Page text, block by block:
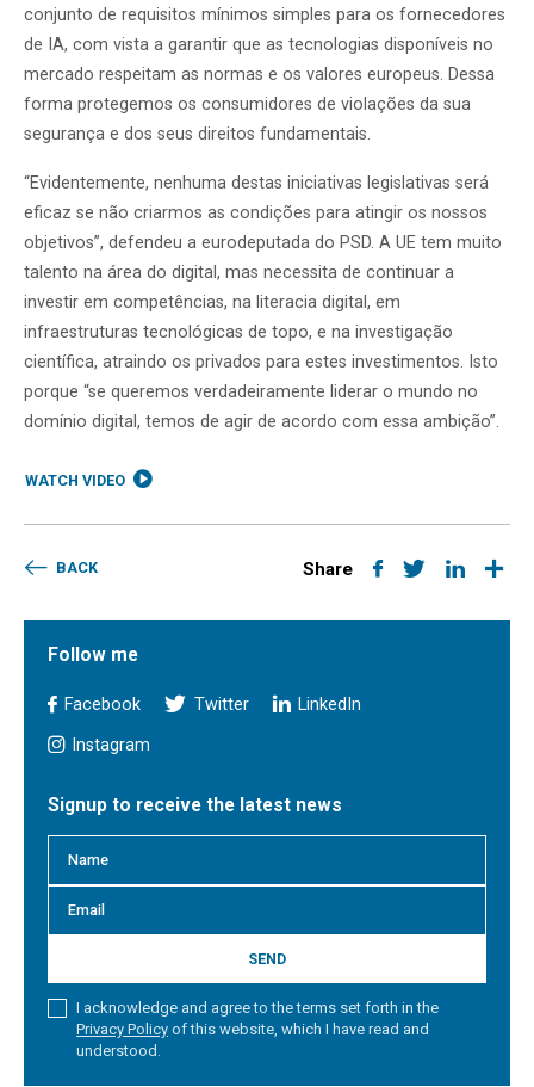
conjunto de requisitos mínimos simples para os fornecedores
de IA, com vista a garantir que as tecnologias disponíveis no
mercado respeitam as normas e os valores europeus. Dessa
forma protegemos os consumidores de violações da sua
segurança e dos seus direitos fundamentais.
“Evidentemente, nenhuma destas iniciativas legislativas será
eficaz se não criarmos as condições para atingir os nossos
objetivos”, defendeu a eurodeputada do PSD. A UE tem muito
talento na área do digital, mas necessita de continuar a
investir em competências, na literacia digital, em
infraestruturas tecnológicas de topo, e na investigação
científica, atraindo os privados para estes investimentos. Isto
porque “se queremos verdadeiramente liderar o mundo no
domínio digital, temos de agir de acordo com essa ambição”.
WATCH VIDEO
BACK Share
Follow me
Facebook Twitter LinkedIn
Instagram
Signup to receive the latest news
SEND
I acknowledge and agree to the terms set forth in the
Privacy Policy of this website, which I have read and
understood.